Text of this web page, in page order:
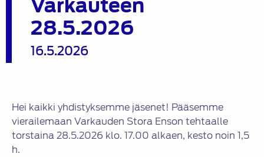
28.5.2026
16.5.2026
Hei kaikki yhdistyksemme jäsenet! Pääsemme
vierailemaan Varkauden Stora Enson tehtaalle
torstaina 28.5.2026 klo. 17.00 alkaen, kesto noin 1,5
h.